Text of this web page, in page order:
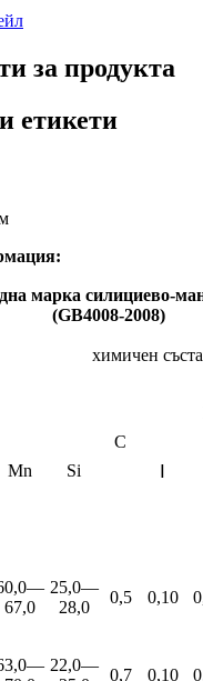
за продукта
етикети
марка силициево-
(GB4008-2008)
химичен
Mn Si
C
67,0
25,0—
28,0
0,5 0,10
22,0—
0,7 0,10